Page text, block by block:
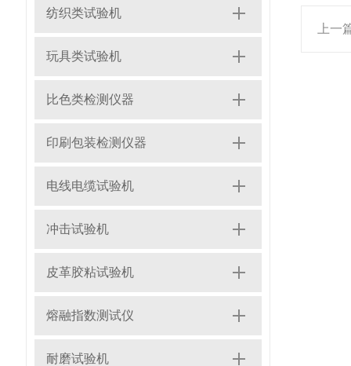
纺织类试验机
玩具类试验机
比色类检测仪器
印刷包装检测仪器
电线电缆试验机
冲击试验机
皮革胶粘试验机
熔融指数测试仪
耐磨试验机
上一